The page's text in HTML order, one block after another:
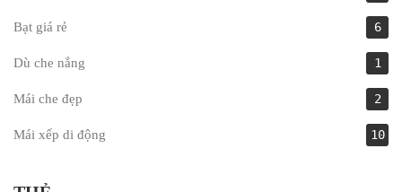
Bạt giá rẻ 6
Dù che nắng 1
Mái che đẹp 2
Mái xếp di động 10